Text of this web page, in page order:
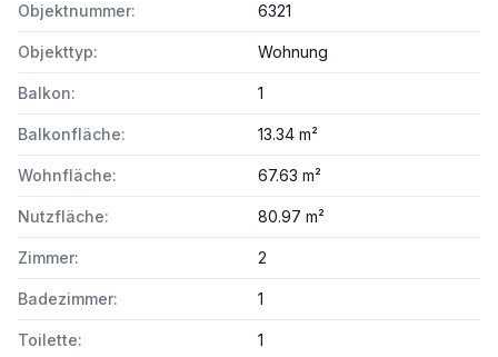
Objektnummer: 6321
Objekttyp: Wohnung
Balkon: 1
Balkonfläche: 13.34 m²
Wohnfläche: 67.63 m²
Nutzfläche: 80.97 m²
Zimmer: 2
Badezimmer: 1
Toilette: 1